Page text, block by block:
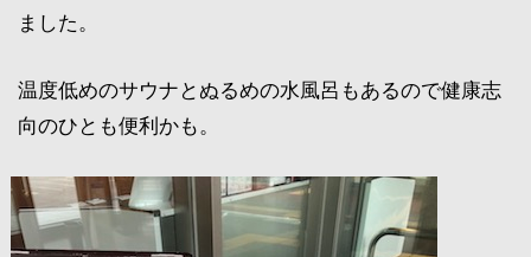
ました。
温度低めのサウナとぬるめの水風呂もあるので健康志
向のひとも便利かも。